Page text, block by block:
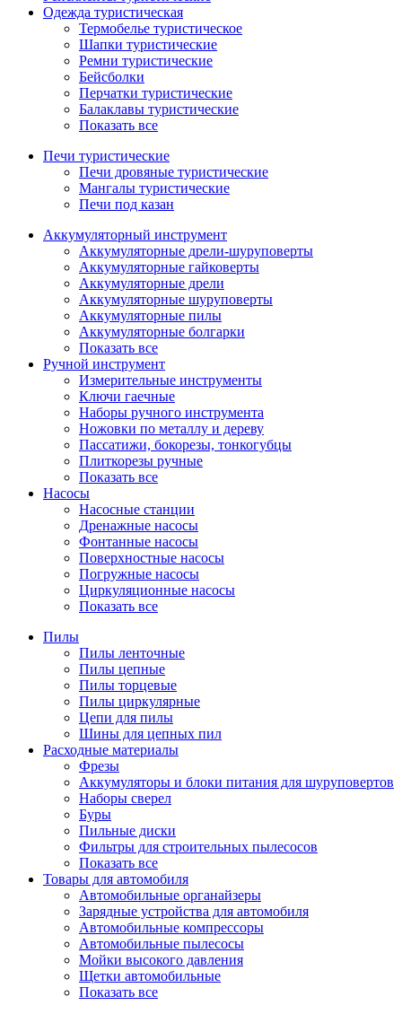
Одежда туристическая
Термобелье туристическое
Шапки туристические
Ремни туристические
Бейсболки
Перчатки туристические
Балаклавы туристические
Показать все
Печи туристические
Печи дровяные туристические
Мангалы туристические
Печи под казан
Аккумуляторный инструмент
Аккумуляторные дрели-шуруповерты
Аккумуляторные гайковерты
Аккумуляторные дрели
Аккумуляторные шуруповерты
Аккумуляторные пилы
Аккумуляторные болгарки
Показать все
Ручной инструмент
Измерительные инструменты
Ключи гаечные
Наборы ручного инструмента
Ножовки по металлу и дереву
Пассатижи, бокорезы, тонкогубцы
Плиткорезы ручные
Показать все
Насосы
Насосные станции
Дренажные насосы
Фонтанные насосы
Поверхностные насосы
Погружные насосы
Циркуляционные насосы
Показать все
Пилы
Пилы ленточные
Пилы цепные
Пилы торцевые
Пилы циркулярные
Цепи для пилы
Шины для цепных пил
Расходные материалы
Фрезы
Аккумуляторы и блоки питания для шуруповертов
Наборы сверел
Буры
Пильные диски
Фильтры для строительных пылесосов
Показать все
Товары для автомобиля
Автомобильные органайзеры
Зарядные устройства для автомобиля
Автомобильные компрессоры
Автомобильные пылесосы
Мойки высокого давления
Щетки автомобильные
Показать все